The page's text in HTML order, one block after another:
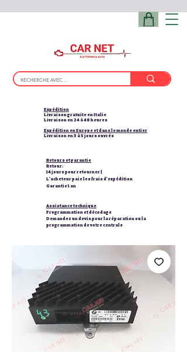
Expédition
Livraison gratuite en Italie
Livraison en 24 à 48 heures
Expédition en Europe et dans le monde entier
Livraison en 3 à 5 jours ouvrés
Retours et garantie
Retour:
14 jours pour retourner |
L'acheteur paie les frais d'expédition
Garantie 1 an
Assistance technique
Programmation et décodage
Demandez un devis pour la réparation ou la
programmation de votre centrale